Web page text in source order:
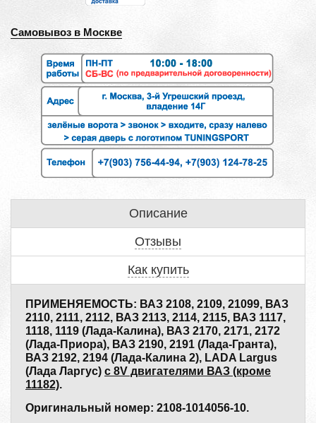
Самовывоз в Москве
Описание
Отзывы
Как купить
ПРИМЕНЯЕМОСТЬ: ВАЗ 2108, 2109, 21099, ВАЗ
2110, 2111, 2112, ВАЗ 2113, 2114, 2115, ВАЗ 1117,
1118, 1119 (Лада-Калина), ВАЗ 2170, 2171, 2172
(Лада-Приора), ВАЗ 2190, 2191 (Лада-Гранта),
ВАЗ 2192, 2194 (Лада-Калина 2), LADA Largus
(Лада Ларгус) с 8V двигателями ВАЗ (кроме
11182).
Оригинальный номер: 2108-1014056-10.